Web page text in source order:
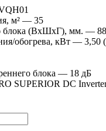
м² — 35
блока (ВхШхГ), мм. —
обогрева, кВт — 3,50
блока — 18 дБ
SUPERIOR DC